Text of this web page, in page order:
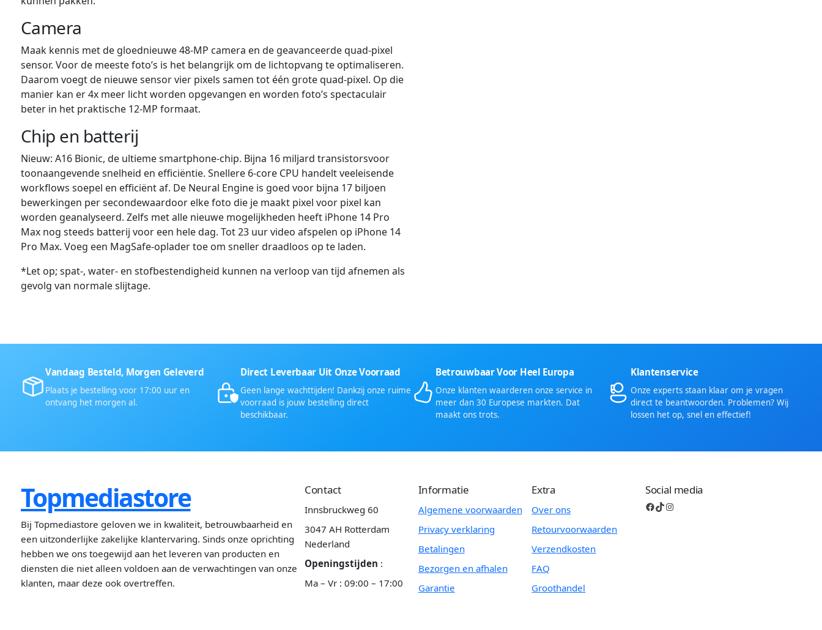
Camera
Maak kennis met de gloednieuwe 48‑MP camera en de geavanceerde quad‑pixel
sensor. Voor de meeste foto’s is het belangrijk om de lichtopvang te optimaliseren.
Daarom voegt de nieuwe sensor vier pixels samen tot één grote quad‑pixel. Op die
manier kan er 4x meer licht worden opgevangen en worden foto’s spectaculair
beter in het praktische 12‑MP formaat.
Chip en batterij
Nieuw: A16 Bionic, de ultieme smartphone-chip. Bijna 16 miljard transistorsvoor
toonaangevende snelheid en efficiëntie. Snellere 6‑core CPU handelt veeleisende
workflows soepel en efficiënt af. De Neural Engine is goed voor bijna 17 biljoen
bewerkingen per secondewaardoor elke foto die je maakt pixel voor pixel kan
worden geanalyseerd. Zelfs met alle nieuwe mogelijkheden heeft iPhone 14 Pro
Max nog steeds batterij voor een hele dag. Tot 23 uur video afspelen op iPhone 14
Pro Max. Voeg een MagSafe-oplader toe om sneller draadloos op te laden.
*Let op; spat-, water- en stofbestendigheid kunnen na verloop van tijd afnemen als
gevolg van normale slijtage.
Vandaag Besteld, Morgen Geleverd
Plaats je bestelling voor 17:00 uur en
ontvang het morgen al.
Direct Leverbaar Uit Onze Voorraad
Geen lange wachttijden! Dankzij onze ruime
voorraad is jouw bestelling direct
beschikbaar.
Betrouwbaar Voor Heel Europa
Onze klanten waarderen onze service in
meer dan 30 Europese markten. Dat
maakt ons trots.
Klantenservice
Onze experts staan klaar om je vragen
direct te beantwoorden. Problemen? Wij
lossen het op, snel en effectief!
Topmediastore
Bij Topmediastore geloven we in kwaliteit, betrouwbaarheid en
een uitzonderlijke zakelijke klantervaring. Sinds onze oprichting
hebben we ons toegewijd aan het leveren van producten en
diensten die niet alleen voldoen aan de verwachtingen van onze
klanten, maar deze ook overtreffen.
Contact
Innsbruckweg 60
3047 AH Rotterdam
Nederland
Openingstijden :
Ma – Vr : 09:00 – 17:00
Informatie
Algemene voorwaarden
Privacy verklaring
Betalingen
Bezorgen en afhalen
Garantie
Extra
Over ons
Retourvoorwaarden
Verzendkosten
FAQ
Groothandel
Social media
Facebook TikTok Instagram